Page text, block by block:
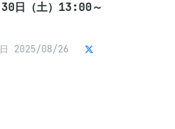
日（土）13:00～
2025/08/26